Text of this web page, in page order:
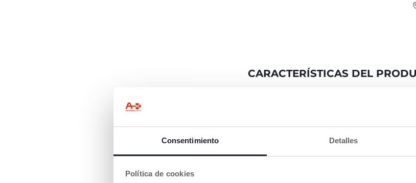
Consentimiento Detalles
Política de cookies
CARACTERÍSTICAS DEL
LA PRIMERA BICICLETA